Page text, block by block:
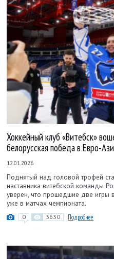
Хоккейный клуб «Витебск»
белорусская победа в Евро-
12.01.2026
Поднятый над головой трофей
наставника витебской команды
уверен, что прошедшие две игры
уже в матчах чемпионата.
0 3630 Подробнее